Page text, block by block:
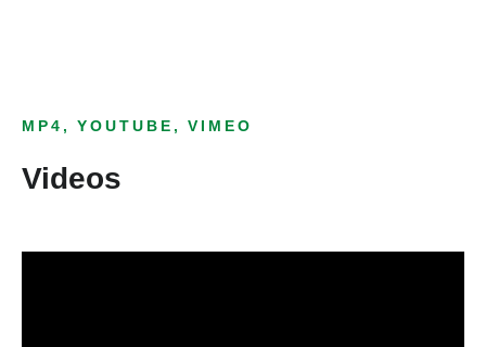
MP4, YOUTUBE, VIMEO
Videos